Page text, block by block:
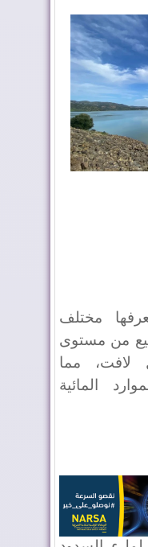
مختلف
من مستوى
لافت، مما
المائية